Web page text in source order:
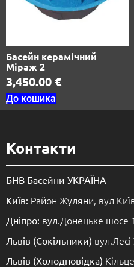
Басейн керамічний
Міраж 2
3,450.00 €
До кошика
Контакти
БНВ Басейни УКРАЇНА
Київ: Район Жуляни, вул
Дніпро: вул.Донецьке шосе
Львів (Сокільники)
Львів (Холодновідка)